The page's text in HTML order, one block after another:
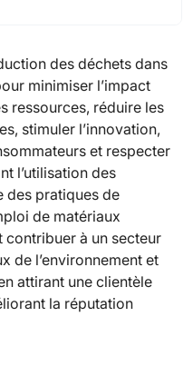
des déchets dans
minimiser l’impact
ressources, réduire les
stimuler l’innovation,
et respecter
l’utilisation des
des pratiques de
de matériaux
contribuer à un secteur
de l’environnement et
attirant une clientèle
la réputation